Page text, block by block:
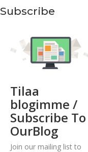
Subscribe
Tilaa
blogimme /
Subscribe To
OurBlog
Join our mailing list to